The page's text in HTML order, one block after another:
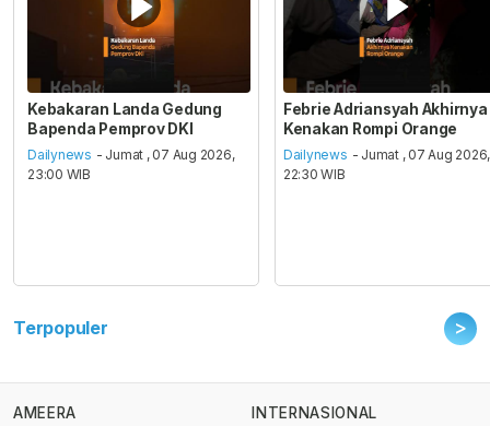
Kebakaran Landa Gedung
Bapenda Pemprov DKI
Dailynews - Jumat , 07 Aug 2026,
23:00 WIB
Febrie Adriansyah Akhirnya
Kenakan Rompi Orange
Dailynews - Jumat , 07 Aug 2026,
22:30 WIB
Terpopuler >
AMEERA
INTERNASIONAL